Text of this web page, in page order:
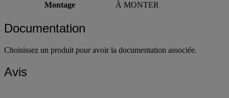
Montage
À MONTER
Documentation
Choisissez un produit pour avoir la documentation associée.
Avis